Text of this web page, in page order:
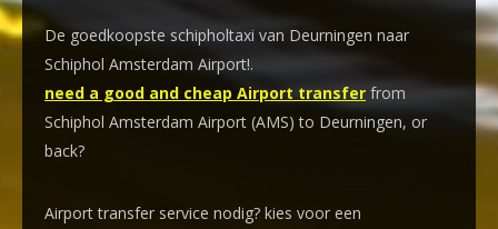
De goedkoopste schipholtaxi van Deurningen naar
Schiphol Amsterdam Airport!.
need a good and cheap Airport transfer from
Schiphol Amsterdam Airport (AMS) to Deurningen, or
back?
Airport transfer service nodig? kies voor een